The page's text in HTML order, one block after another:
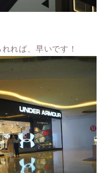
れば、早いです！